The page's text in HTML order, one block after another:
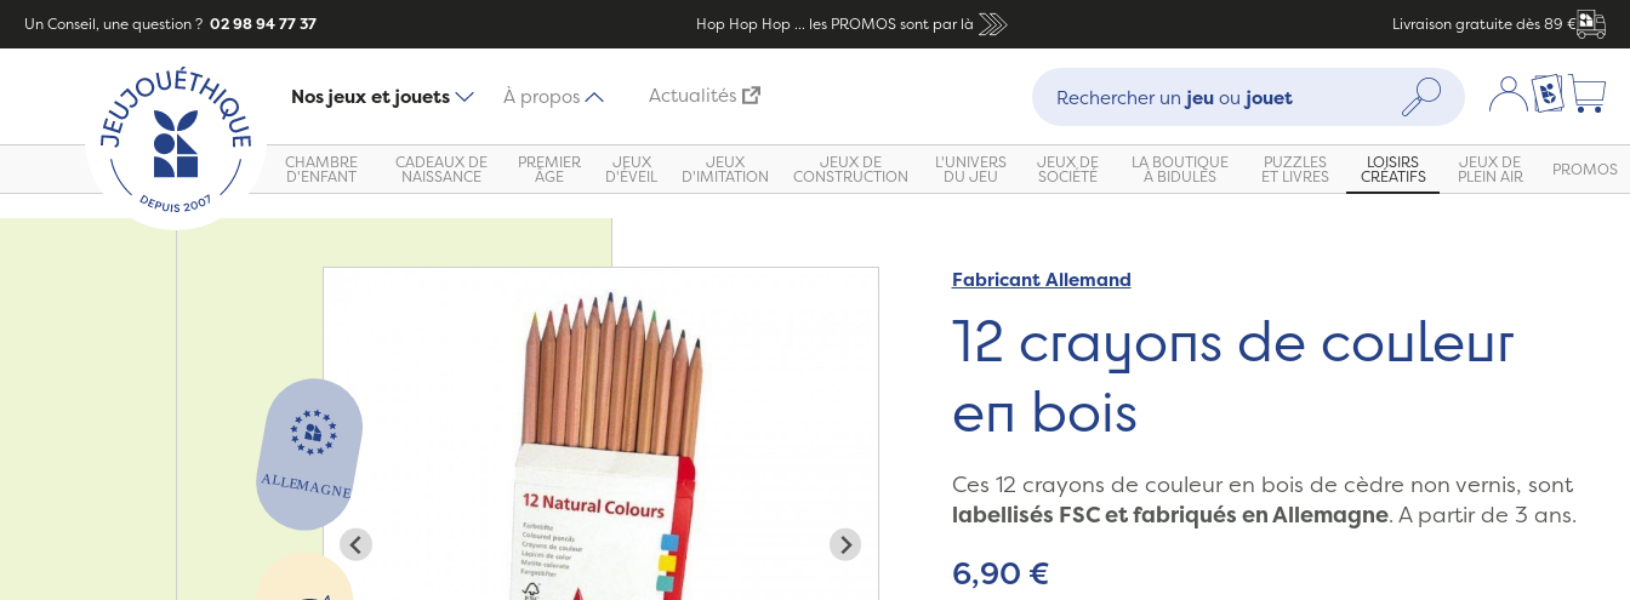
Un Conseil, une question ? 02 98 94 77 37 Hop Hop Hop ... les PROMOS sont par là Livraison gratuite dès 89 €
Nos jeux et jouets À propos Actualités
Recherche :
Rechercher un jeuou jouet Rechercher Mon compte
Ma liste
CHAMBRE
D'ENFANT
CADEAUX DE
NAISSANCE
PREMIER
ÂGE
JEUX
D'ÉVEIL
JEUX
D'IMITATION
JEUX DE
CONSTRUCTION
L'UNIVERS
DU JEU
JEUX DE
SOCIÉTÉ
LA BOUTIQUE
À BIDULES
PUZZLES
ET LIVRES
LOISIRS
CRÉATIFS
JEUX DE
PLEIN AIR PROMOS
Fabricant Allemand
12 crayons de couleur
en bois
Ces 12 crayons de couleur en bois de cèdre non vernis, sont
labellisés FSC et fabriqués en Allemagne. A partir de 3 ans.
6,90 €